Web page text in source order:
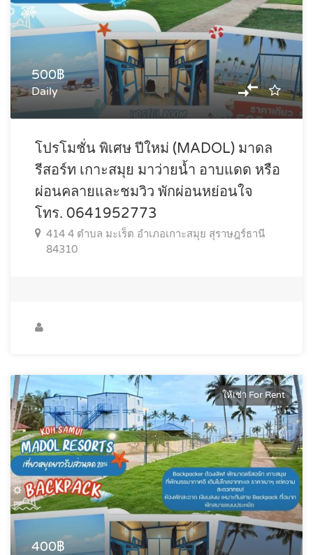
500฿
Daily
โปรโมชั่น พิเศษ ปีใหม่ (MADOL) มาดล
รีสอร์ท เกาะสมุย มาว่ายนํ้า อาบแดด หรือ
ผ่อนคลายและชมวิว พักผ่อนหย่อนใจ
โทร. 0641952773
414 4 ตำบล มะเร็ต อำเภอเกาะสมุย สุราษฎร์ธานี
84310
ให้เช่า For Rent
400฿